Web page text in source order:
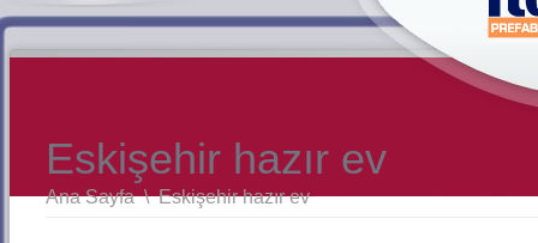
Eskişehir hazır ev
Ana Sayfa \Eskişehir hazır ev